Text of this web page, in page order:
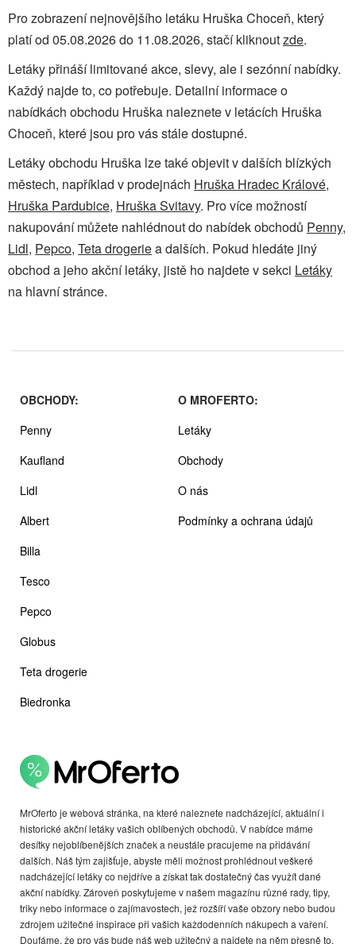
Pro zobrazení nejnovějšího letáku Hruška Choceň, který
platí od 05.08.2026 do 11.08.2026, stačí kliknoutzde.
Letáky přináší limitované akce, slevy, ale i sezónní nabídky.
Každý najde to, co potřebuje. Detailní informace o
nabídkách obchodu Hruška naleznete v letácích Hruška
Choceň, které jsou pro vás stále dostupné.
Letáky obchodu Hruška lze také objevit v dalších blízkých
městech, například v prodejnách Hruška Hradec Králové,
Hruška Pardubice, Hruška Svitavy. Pro více možností
nakupování můžete nahlédnout do nabídek obchodů Penny,
Lidl, Pepco, Teta drogeriea dalších. Pokud hledáte jiný
obchod a jeho akční letáky, jistě ho najdete v sekci Letáky
na hlavní stránce.
MrOferto je webová stránka, na které naleznete nadcházející, aktuální i
historické akční letáky vašich oblíbených obchodů. V nabídce máme
desítky nejoblíbenějších značek a neustále pracujeme na přidávání
dalších. Náš tým zajišťuje, abyste měli možnost prohlédnout veškeré
nadcházející letáky co nejdříve a získat tak dostatečný čas využít dané
akční nabídky. Zároveň poskytujeme v našem magazínu různé rady, tipy,
triky nebo informace o zajímavostech, jež rozšíří vaše obzory nebo budou
zdrojem užitečné inspirace při vašich každodenních nákupech a vaření.
Doufáme, že pro vás bude náš web užitečný a najdete na něm přesně to,
OBCHODY:
Penny
Kaufland
Lidl
Albert
Billa
Tesco
Pepco
Globus
Teta drogerie
Biedronka
O MROFERTO:
Letáky
Obchody
O nás
Podmínky a ochrana údajů